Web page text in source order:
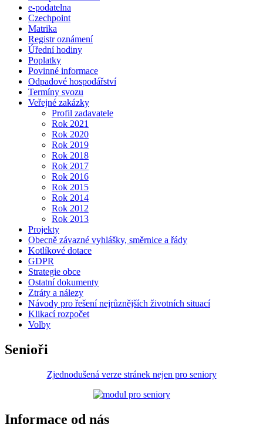
e-podatelna
Czechpoint
Matrika
Registr oznámení
Úřední hodiny
Poplatky
Povinné informace
Odpadové hospodářství
Termíny svozu
Veřejné zakázky
Profil zadavatele
Rok 2021
Rok 2020
Rok 2019
Rok 2018
Rok 2017
Rok 2016
Rok 2015
Rok 2014
Rok 2012
Rok 2013
Projekty
Obecně závazné vyhlášky, směrnice a řády
Kotlíkové dotace
GDPR
Strategie obce
Ostatní dokumenty
Ztráty a nálezy
Návody pro řešení nejrůznějších životních situací
Klikací rozpočet
Volby
Senioři
Zjednodušená verze stránek nejen pro seniory
Informace od nás